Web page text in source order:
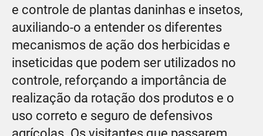
e controle de plantas daninhas e insetos,
auxiliando-o a entender os diferentes
mecanismos de ação dos herbicidas e
inseticidas que podem ser utilizados no
controle, reforçando a importância de
realização da rotação dos produtos e o
uso correto e seguro de defensivos